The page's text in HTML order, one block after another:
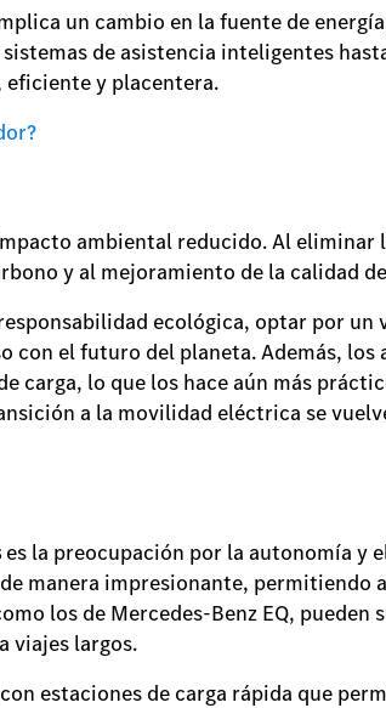
un cambio en la fuente de
de asistencia inteligentes
y placentera.
ambiental reducido. Al eliminar
y al mejoramiento de la calidad
ecológica, optar por
el futuro del planeta. Además, los
lo que los hace aún más
a la movilidad eléctrica se
es la preocupación por la autonomía y
manera impresionante, permitiendo
los de Mercedes-Benz EQ, pueden
viajes largos.
estaciones de carga rápida que